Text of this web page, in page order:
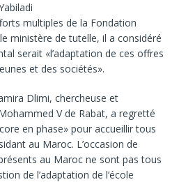
multiples de la Fondation
ministère de tutelle, il a considéré
serait «l’adaptation de ces offres
et des sociétés».
Dlimi, chercheuse et
V de Rabat, a regretté
en phase» pour accueillir tous
au Maroc. L’occasion de
au Maroc ne sont pas tous
de l’adaptation de l’école